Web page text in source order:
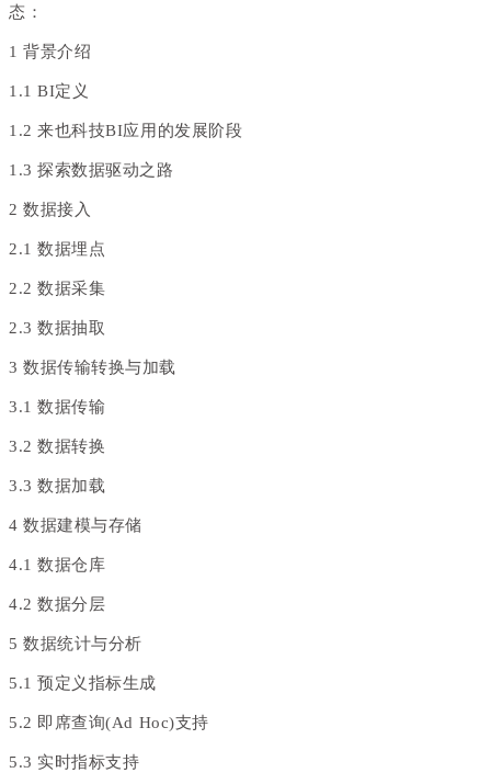
态：
1 背景介绍
1.1 BI定义
1.2 来也科技BI应用的发展阶段
1.3 探索数据驱动之路
2 数据接入
2.1 数据埋点
2.2 数据采集
2.3 数据抽取
3 数据传输转换与加载
3.1 数据传输
3.2 数据转换
3.3 数据加载
4 数据建模与存储
4.1 数据仓库
4.2 数据分层
5 数据统计与分析
5.1 预定义指标生成
5.2 即席查询(Ad Hoc)支持
5.3 实时指标支持